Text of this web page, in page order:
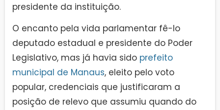
presidente da instituição.
O encanto pela vida parlamentar fê-lo
deputado estadual e presidente do Poder
Legislativo, mas já havia sido prefeito
municipal de Manaus, eleito pelo voto
popular, credenciais que justificaram a
posição de relevo que assumiu quando do